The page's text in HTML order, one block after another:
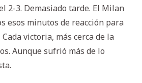
2-3. Demasiado tarde. El Milan
esos minutos de reacción para
victoria, más cerca de la
Aunque sufrió más de lo